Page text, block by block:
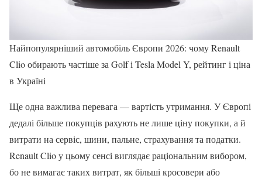
Найпопулярніший автомобіль Європи 2026: чому Renault
Clio обирають частіше за Golf і Tesla Model Y, рейтинг і ціна
в Україні
Ще одна важлива перевага — вартість утримання. У Європі
дедалі більше покупців рахують не лише ціну покупки, а й
витрати на сервіс, шини, пальне, страхування та податки.
Renault Clio у цьому сенсі виглядає раціональним вибором,
бо не вимагає таких витрат, як більші кросовери або